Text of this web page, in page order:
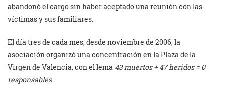
abandonó el cargo sin haber aceptado una reunión con las
víctimas y sus familiares.
El día tres de cada mes, desde noviembre de 2006, la
asociación organizó una concentración en la Plaza de la
Virgen de Valencia, con el lema 43 muertos + 47 heridos = 0
responsables.